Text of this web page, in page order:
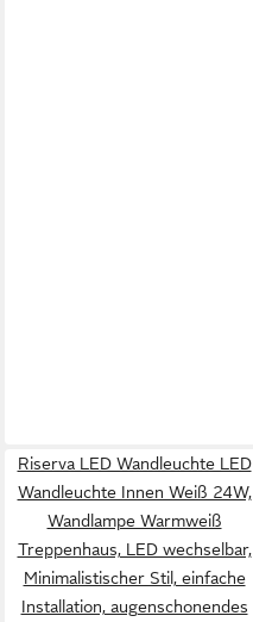
Riserva LED Wandleuchte LED
Wandleuchte Innen Weiß 24W,
Wandlampe Warmweiß
Treppenhaus, LED wechselbar,
Minimalistischer Stil, einfache
Installation, augenschonendes